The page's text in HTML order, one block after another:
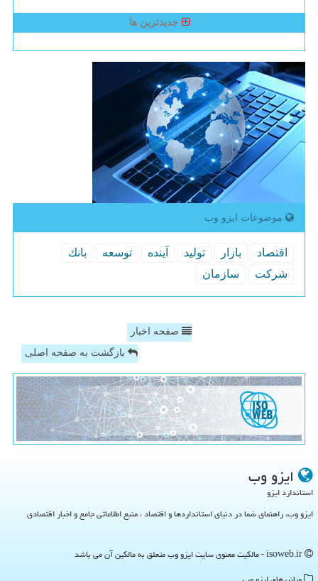
جدیدترین ها
موضوعات ایزو وب
اقتصاد بازار تولید آینده توسعه
بانك
شركت
سازمان
صفحه اخبار
بازگشت به صفحه اصلی
ایزو وب
استاندارد ایزو
ایزو وب، راهنمای شما در دنیای استانداردها و اقتصاد ، منبع اطلاعاتی جامع و اخبار اقتصادی